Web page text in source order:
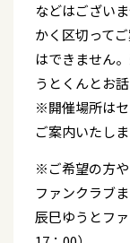
などはござい
かく区切って
はできません
うとくんとお
※開催場所は
ご案内いたしま
※ご希望の方
ファンクラブ
辰巳ゆうとフ